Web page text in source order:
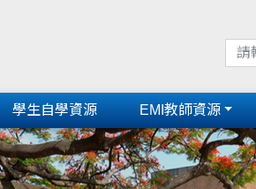
學生自學資源 EMI教師資源